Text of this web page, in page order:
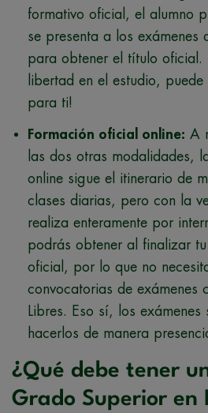
formativo oficial, el alumno
se presenta a los exámenes
para obtener el título oficial.
libertad en el estudio,
para ti!
Formación oficial online: A
las dos otras modalidades,
online sigue el itinerario de
clases diarias, pero con la
realiza enteramente por
podrás obtener al finalizar
oficial, por lo que no
convocatorias de exámenes
Libres. Eso sí, los exámenes
hacerlos de manera
¿Qué debe tener
Grado Superior en